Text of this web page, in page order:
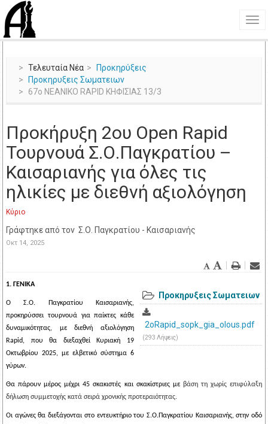
Τελευταία Νέα
Προκηρύξεις
Προκηρυξεις Σωματειων
67ο ΝΕΑΝΙΚΟ RAPID ΚΗΦΙΣΙΑΣ 13/3
Προκήρυξη 2ου Open Rapid
Τουρνουά Σ.Ο.Παγκρατίου –
Καισαριανής για όλες τις
ηλικίες με διεθνή αξιολόγηση
Κύριο
Γράφτηκε από τον Σ.Ο. Παγκρατίου - Καισαριανής
Οκτ 14, 2025
Προκηρυξεις Σωματειων
2oRapid_sopk_gia_olous.pdf
(293 Λήψεις)
1. ΓΕΝΙΚΑ
Ο Σ.Ο. Παγκρατίου Καισαριανής,
προκηρύσσειτουρνουά για παίκτες κάθε
δυναμικότητας, με διεθνή αξιολόγηση
Rapid, που θα διεξαχθεί Κυριακή 19
Οκτωβρίου 2025, με ελβετικό σύστημα 6
γύρων.
Θα πάρουν μέρος μέχρι45 σκακιστές και σκακίστριες με βάση τη χωρίς επιφύλαξη
δήλωση συμμετοχής κατά σειρά χρονικής προτεραιότητας.
Οι αγώνες θα διεξάγονται στο εντευκτήριο του Σ.Ο.Παγκρατίου Καισαριανής, στην οδό